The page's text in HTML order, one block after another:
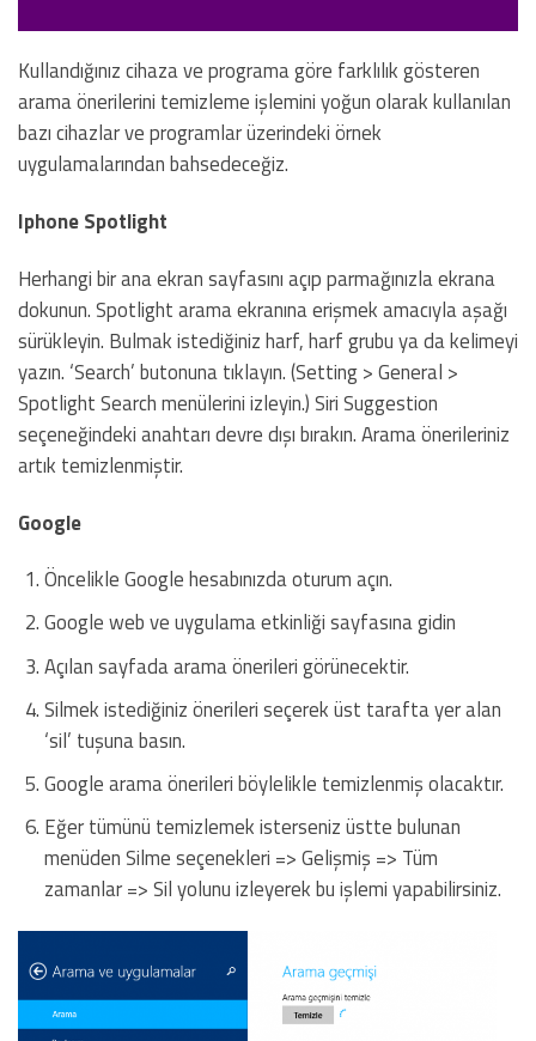
Kullandığınız cihaza ve programa göre farklılık gösteren
arama önerilerini temizleme işlemini yoğun olarak kullanılan
bazı cihazlar ve programlar üzerindeki örnek
uygulamalarından bahsedeceğiz.
Iphone Spotlight
Herhangi bir ana ekran sayfasını açıp parmağınızla ekrana
dokunun. Spotlight arama ekranına erişmek amacıyla aşağı
sürükleyin. Bulmak istediğiniz harf, harf grubu ya da kelimeyi
yazın. ‘Search’ butonuna tıklayın. (Setting > General >
Spotlight Search menülerini izleyin.) Siri Suggestion
seçeneğindeki anahtarı devre dışı bırakın. Arama önerileriniz
artık temizlenmiştir.
Google
Öncelikle Google hesabınızda oturum açın.
Google web ve uygulama etkinliği sayfasına gidin
Açılan sayfada arama önerileri görünecektir.
Silmek istediğiniz önerileri seçerek üst tarafta yer alan
‘sil’ tuşuna basın.
Google arama önerileri böylelikle temizlenmiş olacaktır.
Eğer tümünü temizlemek isterseniz üstte bulunan
menüden Silme seçenekleri => Gelişmiş => Tüm
zamanlar => Sil yolunu izleyerek bu işlemi yapabilirsiniz.